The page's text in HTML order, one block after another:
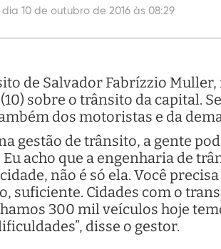
dia 10 de outubro de 2016 às 08:29
de Salvador Fabrízzio
sobre o trânsito da capital.
dos motoristas e da
gestão de trânsito, a gente
acho que a engenharia de
não é só ela. Você
suficiente. Cidades com o
300 mil veículos hoje
disse o gestor.